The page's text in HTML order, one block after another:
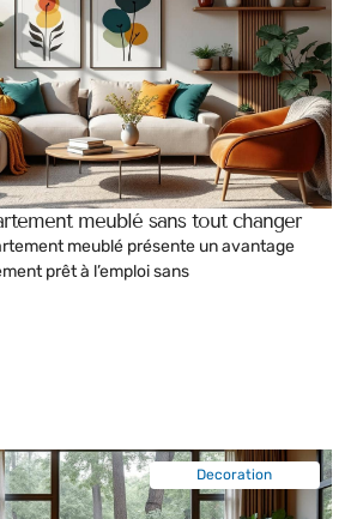
meublé sans tout changer
meublé présente un avantage
prêt à l’emploi sans
Decoration